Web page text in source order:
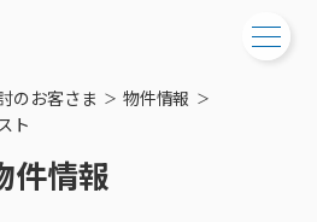
のお客さま
物件情報
ト
件情報